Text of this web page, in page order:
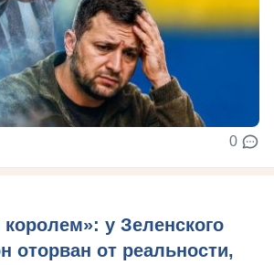
0
у Зеленского
оторван от реальности,